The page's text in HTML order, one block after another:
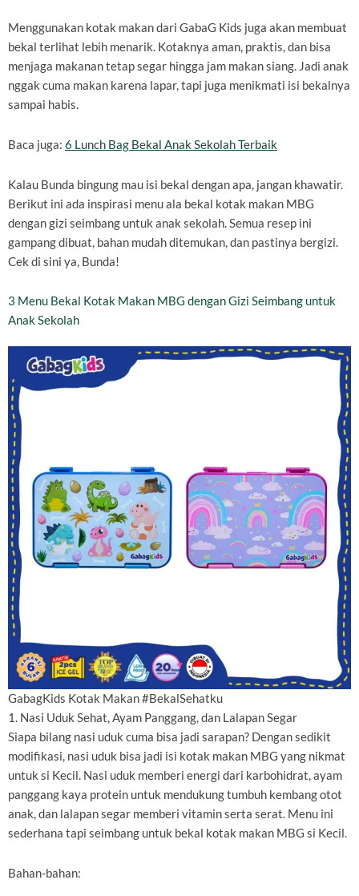
Menggunakan kotak makan dari GabaG Kids juga akan membuat
bekal terlihat lebih menarik. Kotaknya aman, praktis, dan bisa
menjaga makanan tetap segar hingga jam makan siang. Jadi anak
nggak cuma makan karena lapar, tapi juga menikmati isi bekalnya
sampai habis.
Baca juga: 6 Lunch Bag Bekal Anak Sekolah Terbaik
Kalau Bunda bingung mau isi bekal dengan apa, jangan khawatir.
Berikut ini ada inspirasi menu ala bekal kotak makan MBG
dengan gizi seimbang untuk anak sekolah. Semua resep ini
gampang dibuat, bahan mudah ditemukan, dan pastinya bergizi.
Cek di sini ya, Bunda!
3 Menu Bekal Kotak Makan MBG dengan Gizi Seimbang untuk
Anak Sekolah
GabagKids Kotak Makan #BekalSehatku
1. Nasi Uduk Sehat, Ayam Panggang, dan Lalapan Segar
Siapa bilang nasi uduk cuma bisa jadi sarapan? Dengan sedikit
modifikasi, nasi uduk bisa jadi isi kotak makan MBG yang nikmat
untuk si Kecil. Nasi uduk memberi energi dari karbohidrat, ayam
panggang kaya protein untuk mendukung tumbuh kembang otot
anak, dan lalapan segar memberi vitamin serta serat. Menu ini
sederhana tapi seimbang untuk bekal kotak makan MBG si Kecil.
Bahan-bahan: